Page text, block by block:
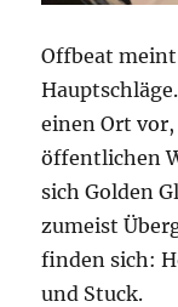
Offbeat
einen Ort
öffentlichen
sich Golden
zumeist
finden sich:
und Stuck.